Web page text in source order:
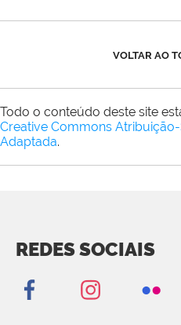
VOLTAR AO
Todo o conteúdo deste site
Creative Commons
Adaptada.
REDES SOCIAIS